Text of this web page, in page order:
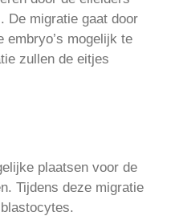
De migratie gaat door
embryo’s mogelijk te
zullen de eitjes
plaatsen voor de
Tijdens deze migratie